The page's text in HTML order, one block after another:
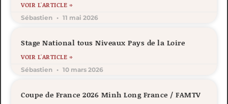
VOIR L'ARTICLE »
Sébastien 11 mai 2026
Stage National tous Niveaux Pays de la Loire
VOIR L'ARTICLE »
Sébastien 10 mars 2026
Coupe de France 2026 Minh Long France / FAMTV